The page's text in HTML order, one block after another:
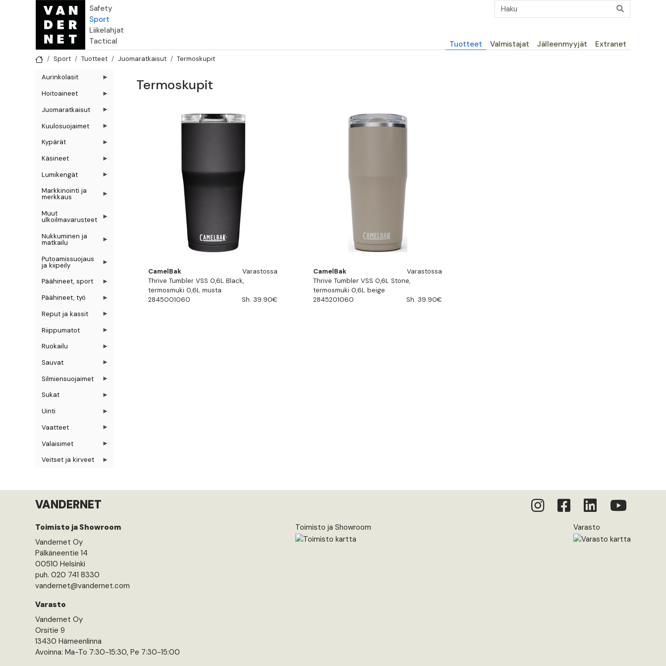
Hyppää pääsisältöön
Safety
Sport
Liikelahjat
Tactical
Päävalikko
Tuotteet Valmistajat Jälleenmyyjät Extranet
Sport Tuotteet Juomaratkaisut Termoskupit
Termoskupit
CamelBak
Varastossa
Thrive Tumbler VSS 0,6L Black,
termosmuki 0,6L musta
2845001060
Sh. 39.90€
CamelBak
Varastossa
Thrive Tumbler VSS 0,6L Stone,
termosmuki 0,6L beige
2845201060
Sh. 39.90€
Aurinkolasit
Hoitoaineet
Juomaratkaisut
Kuulosuojaimet
Kypärät
Käsineet
Lumikengät
Markkinointi ja
merkkaus
Muut
ulkoilmavarusteet
Nukkuminen ja
matkailu
Putoamissuojaus
ja kiipeily
Päähineet, sport
Päähineet, työ
Reput ja kassit
Riippumatot
Ruokailu
Sauvat
Silmiensuojaimet
Sukat
Uinti
Vaatteet
Valaisimet
Veitset ja kirveet
VANDERNET
Toimisto ja Showroom
Vandernet Oy
Pälkäneentie 14
00510 Helsinki
puh. 020 741 8330
vandernet@vandernet.com
Varasto
Vandernet Oy
Orsitie 9
13430 Hämeenlinna
Avoinna: Ma-To 7:30-15:30, Pe 7:30-15:00
Toimisto ja Showroom Varasto